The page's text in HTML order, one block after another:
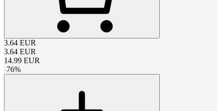
3.64 EUR
3.64 EUR
14.99 EUR
-76%